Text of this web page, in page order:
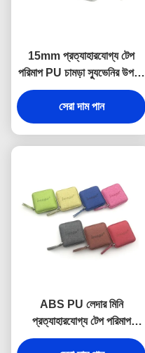
15mm প্রত্যাহারযোগ্য টেপ
পরিমাপ PU চামড়া স্যুভেনির উপহার
জেলি রঙ
সেরা দাম পান
ABS PU লেদার মিনি
প্রত্যাহারযোগ্য টেপ পরিমাপ
ফ্যাব্রিক টেক্সচার ডেবসিং লোগো